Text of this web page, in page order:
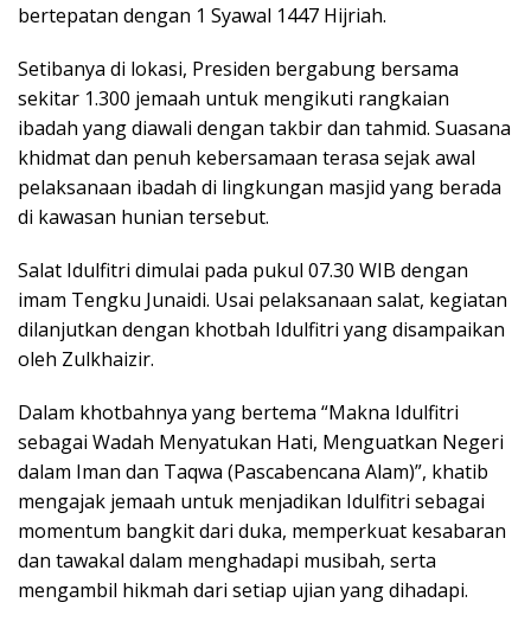
bertepatan dengan 1 Syawal 1447 Hijriah.
Setibanya di lokasi, Presiden bergabung bersama
sekitar 1.300 jemaah untuk mengikuti rangkaian
ibadah yang diawali dengan takbir dan tahmid. Suasana
khidmat dan penuh kebersamaan terasa sejak awal
pelaksanaan ibadah di lingkungan masjid yang berada
di kawasan hunian tersebut.
Salat Idulfitri dimulai pada pukul 07.30 WIB dengan
imam Tengku Junaidi. Usai pelaksanaan salat, kegiatan
dilanjutkan dengan khotbah Idulfitri yang disampaikan
oleh Zulkhaizir.
Dalam khotbahnya yang bertema “Makna Idulfitri
sebagai Wadah Menyatukan Hati, Menguatkan Negeri
dalam Iman dan Taqwa (Pascabencana Alam)”, khatib
mengajak jemaah untuk menjadikan Idulfitri sebagai
momentum bangkit dari duka, memperkuat kesabaran
dan tawakal dalam menghadapi musibah, serta
mengambil hikmah dari setiap ujian yang dihadapi.